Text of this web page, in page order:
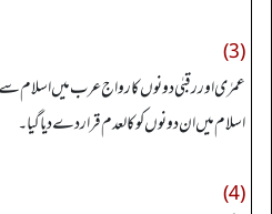
(3)
عمرٰی اوررقبٰی دونوں کا رواج عرب میں اسلام سے
اسلام میں ان دونوں کو کالعدم قرار دے دیا گیا۔
(4)